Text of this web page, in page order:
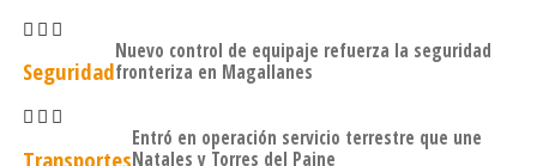
Seguridad
Nuevo control de equipaje refuerza la seguridad
fronteriza en Magallanes
Transportes
Entró en operación servicio terrestre que une
Natales y Torres del Paine